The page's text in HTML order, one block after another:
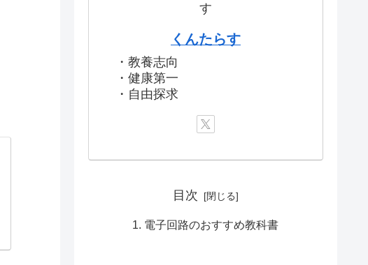
くんたらす
・教養志向
・健康第一
・自由探求
目次
電子回路のおすすめ教科書